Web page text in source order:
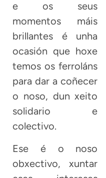
e os seus
momentos máis
brillantes é unha
ocasión que hoxe
temos os ferroláns
para dar a coñecer
o noso, dun xeito
solidario e
colectivo.
Ese é o noso
obxectivo, xuntar